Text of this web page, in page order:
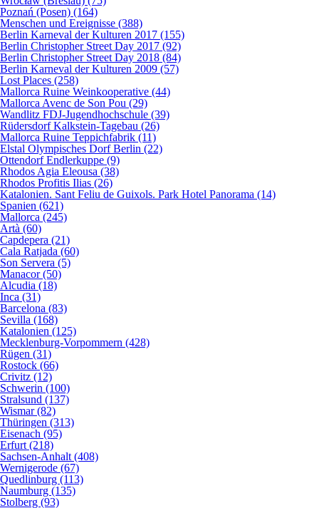
Poznań (Posen) (164)
Menschen und Ereignisse (388)
Berlin Karneval der Kulturen 2017 (155)
Berlin Christopher Street Day 2017 (92)
Berlin Christopher Street Day 2018 (84)
Berlin Karneval der Kulturen 2009 (57)
Lost Places (258)
Mallorca Ruine Weinkooperative (44)
Mallorca Avenc de Son Pou (29)
Wandlitz FDJ-Jugendhochschule (39)
Rüdersdorf Kalkstein-Tagebau (26)
Mallorca Ruine Teppichfabrik (11)
Elstal Olympisches Dorf Berlin (22)
Ottendorf Endlerkuppe (9)
Rhodos Agia Eleousa (38)
Rhodos Profitis Ilias (26)
Katalonien. Sant Feliu de Guixols. Park Hotel Panorama (14)
Spanien (621)
Mallorca (245)
Artà (60)
Capdepera (21)
Cala Ratjada (60)
Son Servera (5)
Manacor (50)
Alcudia (18)
Inca (31)
Barcelona (83)
Sevilla (168)
Katalonien (125)
Mecklenburg-Vorpommern (428)
Rügen (31)
Rostock (66)
Crivitz (12)
Schwerin (100)
Stralsund (137)
Wismar (82)
Thüringen (313)
Eisenach (95)
Erfurt (218)
Sachsen-Anhalt (408)
Wernigerode (67)
Quedlinburg (113)
Naumburg (135)
Stolberg (93)